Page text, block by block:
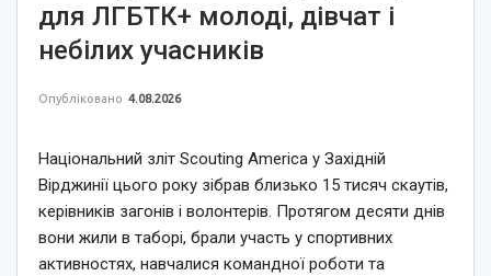
для ЛГБТК+ молоді, дівчат і
небілих учасників
Опубліковано 4.08.2026
Національний зліт Scouting America у Західній
Вірджинії цього року зібрав близько 15 тисяч скаутів,
керівників загонів і волонтерів. Протягом десяти днів
вони жили в таборі, брали участь у спортивних
активностях, навчалися командної роботи та